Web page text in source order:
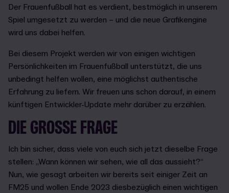
Der Frauenfußball hat es verdient, bestmöglich in unserem
Spiel umgesetzt zu werden – und die neue Grafikengine
wird uns dabei helfen.
Bei diesem Projekt werden wir von einigen wichtigen
Persönlichkeiten im Frauenfußball unterstützt, die uns
unbedingt helfen wollen, eine möglichst authentische
Erfahrung zu liefern. Wir freuen uns schon darauf, in einem
künftigen Entwickler-Update mehr darüber zu erzählen.
DIE GROSSE FRAGE
Ich bin sicher, dass viele von euch sich jetzt dieselbe Frage
stellen: „Wann können wir sehen, wie all das aussieht?“
Nun, wie gesagt arbeiten wir bereits seit einiger Zeit an
FM25 und wollen Ende 2023 diesbezüglich einen wichtigen